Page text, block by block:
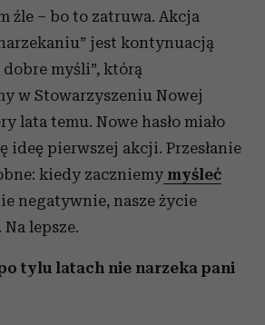
źle – bo to zatruwa. Akcja
jest kontynuacją
myśli”, którą
w Stowarzyszeniu Nowej
lata temu. Nowe hasło miało
ideę pierwszej akcji. Przesłanie
kiedy zaczniemy myśleć
negatywnie, nasze życie
lepsze.
tylu latach nie narzeka pani